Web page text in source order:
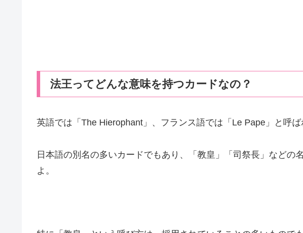
法王ってどんな意味を持つカードなの？
英語では「The Hierophant」、フランス語では「Le Pape」と呼ば
日本語の別名の多いカードでもあり、「教皇」「司祭長」などの
よ。